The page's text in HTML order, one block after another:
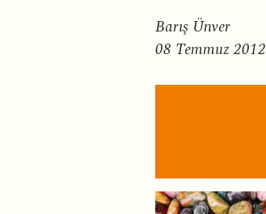
Barış Ünver
08 Temmuz 2012